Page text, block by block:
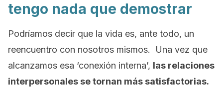
tengo nada que demostrar
Podríamos decir que la vida es, ante todo, un
reencuentro con nosotros mismos. Una vez que
alcanzamos esa ‘conexión interna’, las relaciones
interpersonales se tornan más satisfactorias.